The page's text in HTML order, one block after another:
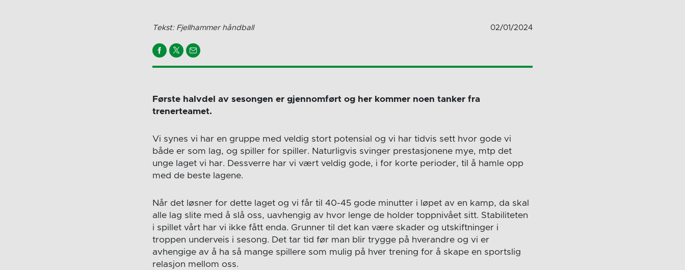
Tekst: Fjellhammer håndball 02/01/2024
Første halvdel av sesongen er gjennomført og her kommer noen tanker fra
trenerteamet.
Vi synes vi har en gruppe med veldig stort potensial og vi har tidvis sett hvor gode vi
både er som lag, og spiller for spiller. Naturligvis svinger prestasjonene mye, mtp det
unge laget vi har. Dessverre har vi vært veldig gode, i for korte perioder, til å hamle opp
med de beste lagene.
Når det løsner for dette laget og vi får til 40-45 gode minutter i løpet av en kamp, da skal
alle lag slite med å slå oss, uavhengig av hvor lenge de holder toppnivået sitt. Stabiliteten
i spillet vårt har vi ikke fått enda. Grunner til det kan være skader og utskiftninger i
troppen underveis i sesong. Det tar tid før man blir trygge på hverandre og vi er
avhengige av å ha så mange spillere som mulig på hver trening for å skape en sportslig
relasjon mellom oss.